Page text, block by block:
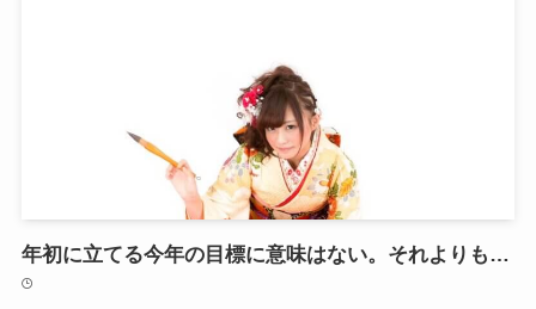
年初に立てる今年の目標に意味はない。それよりも…